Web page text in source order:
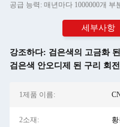
공급 능력: 매년마다 1000000개 부
세부사항
강조하다: 검은색의 고금화
검은색 안오디제 된 구리 회
1제품 이름:
2소재: